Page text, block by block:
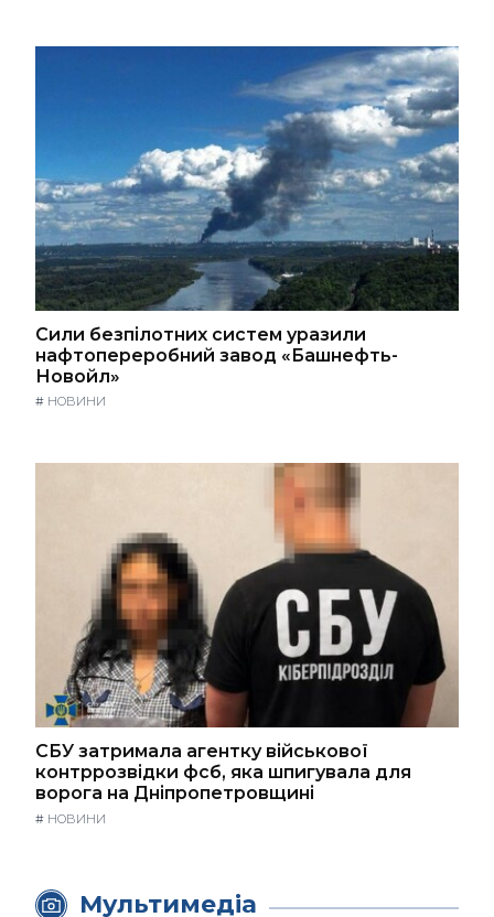
Сили безпілотних систем уразили
нафтопереробний завод «Башнефть-
Новойл»
# НОВИНИ
СБУ затримала агентку військової
контррозвідки фсб, яка шпигувала для
ворога на Дніпропетровщині
# НОВИНИ
Мультимедіа